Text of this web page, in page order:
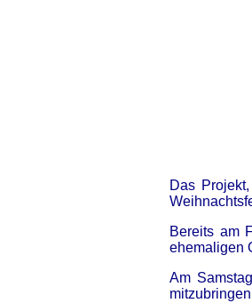
Das
Bereits am
ehemaligen
Am